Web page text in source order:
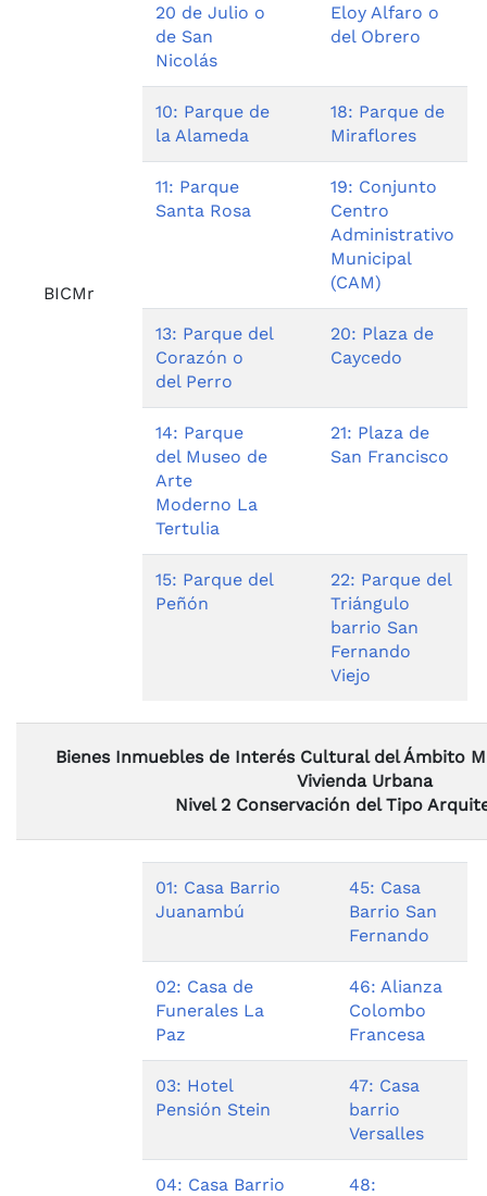
BICMr
20 de Julio o
de San
Nicolás
Eloy Alfaro o
del Obrero
10: Parque de
la Alameda
18: Parque de
Miraflores
11: Parque
Santa Rosa
19: Conjunto
Centro
Administrativo
Municipal
(CAM)
13: Parque del
Corazón o
del Perro
20: Plaza de
Caycedo
14: Parque
del Museo de
Arte
Moderno La
Tertulia
21: Plaza de
San Francisco
15: Parque del
Peñón
22: Parque del
Triángulo
barrio San
Fernando
Viejo
Bienes Inmuebles de Interés Cultural del Ámbito
Vivienda Urbana
Nivel 2 Conservación del Tipo
01: Casa Barrio
Juanambú
45: Casa
Barrio San
Fernando
02: Casa de
Funerales La
Paz
46: Alianza
Colombo
Francesa
03: Hotel
Pensión Stein
47: Casa
barrio
Versalles
04: Casa Barrio
48: